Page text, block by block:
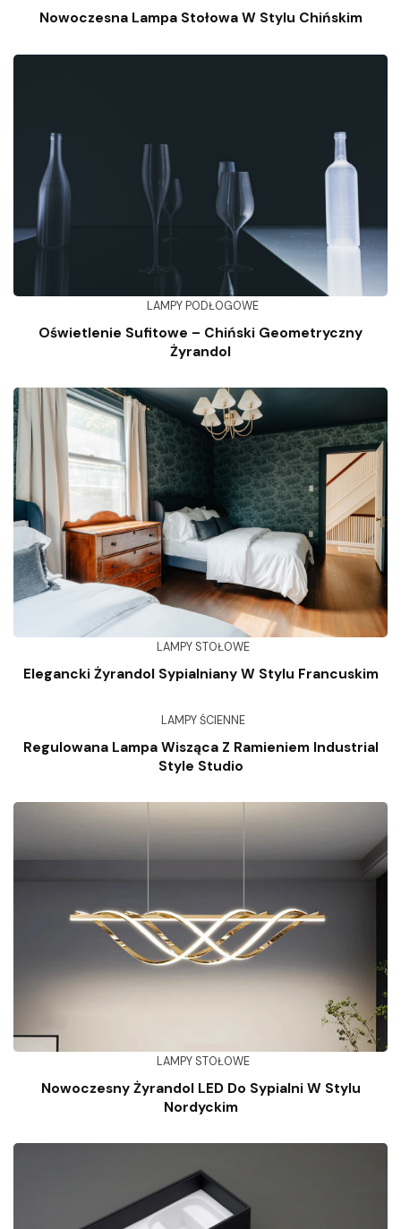
Nowoczesna Lampa Stołowa W Stylu Chińskim
LAMPY PODŁOGOWE
Oświetlenie Sufitowe – Chiński Geometryczny
Żyrandol
LAMPY STOŁOWE
Elegancki Żyrandol Sypialniany W Stylu Francuskim
LAMPY ŚCIENNE
Regulowana Lampa Wisząca Z Ramieniem Industrial
Style Studio
LAMPY STOŁOWE
Nowoczesny Żyrandol LED Do Sypialni W Stylu
Nordyckim